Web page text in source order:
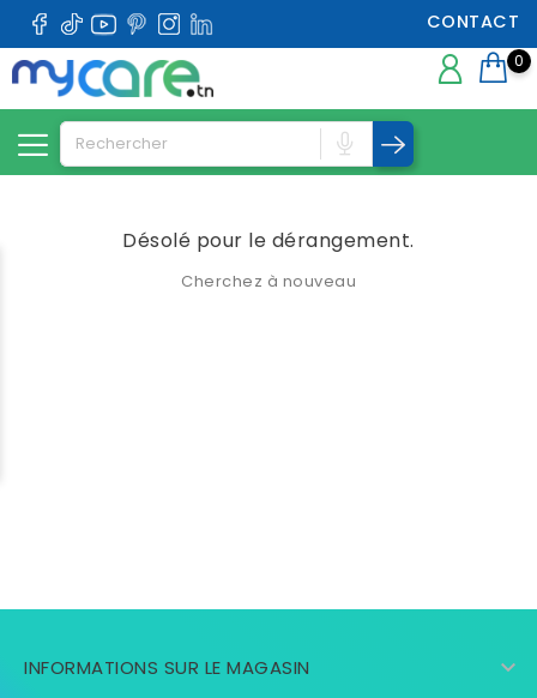
CONTACT
0
Désolé pour le dérangement.
Cherchez à nouveau
INFORMATIONS SUR LE MAGASIN 